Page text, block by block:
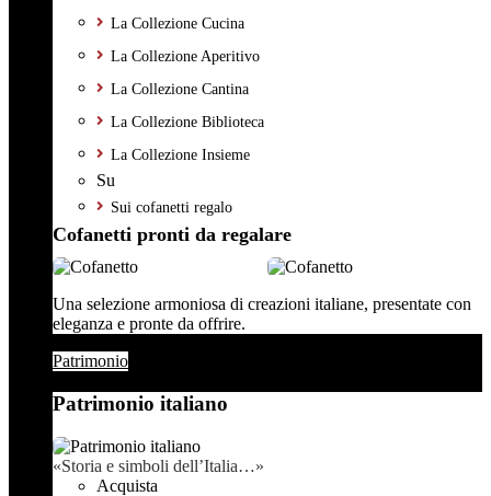
La Collezione Cucina
La Collezione Aperitivo
La Collezione Cantina
La Collezione Biblioteca
La Collezione Insieme
Su
Sui cofanetti regalo
Cofanetti pronti da regalare
Una selezione armoniosa di creazioni italiane, presentate con
eleganza e pronte da offrire.
Patrimonio
Patrimonio italiano
«Storia e simboli dell’Italia…»
Acquista